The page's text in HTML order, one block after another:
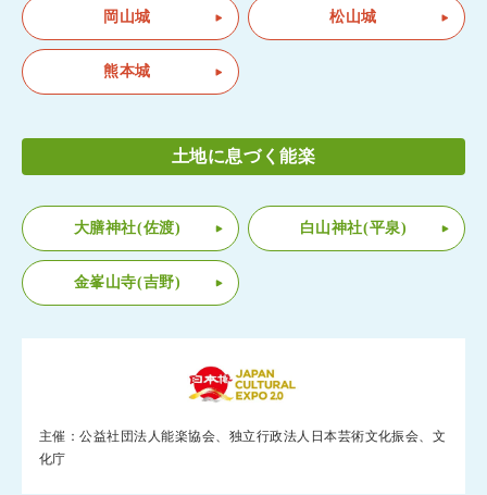
岡山城 松山城
熊本城
土地に息づく能楽
大膳神社(佐渡) 白山神社(平泉)
金峯山寺(吉野)
主催：公益社団法人能楽協会、独立行政法人日本芸術文化振会、文
化庁